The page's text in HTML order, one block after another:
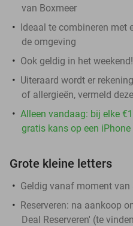
van Boxmeer
Ideaal te combineren met
de omgeving
Ook geldig in het weekend!
Uiteraard wordt er
of allergieën, vermeld
Alleen vandaag: bij elke
gratis kans op een
Grote kleine letters
Geldig vanaf moment
Reserveren: na aankoop
Deal Reserveren' (te